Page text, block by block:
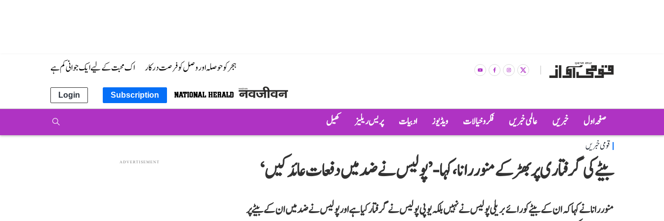
ہجر کو حوصلہ اور وصل کو فرصت درکار اک محبت کے لیے ایک جوانی کم ہے
Subscription
Login
صفحہ اول خبریں عالمی خبریں فکر و خیالات ویڈیوز ادبیات پریس ریلیز کھیل
قومی خبریں
بیٹے کی گرفتاری پر بھڑکے منور رانا، کہا- ’پولیس نے ضد میں دفعات عائد کیں‘
منور رانا نے کہا کہ ان کے بیٹے کو رائے بریلی پولیس نے نہیں بلکہ یوپی پولیس نے گرفتار کیا ہے اور پولیس نے ضد میں ان کے بیٹے پر
ADVERTISEMENT